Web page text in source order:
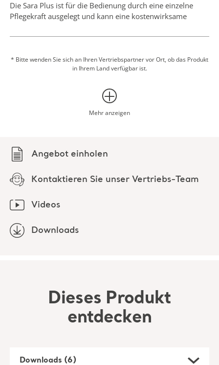
Angebot einholen
Kontaktieren Sie unser Vertriebs-Team
Videos
Downloads
Die Sara Plus ist für die Bedienung durch eine einzelne
Pflegekraft ausgelegt und kann eine kostenwirksame
bieten.
GURTLÖSUNGEN
Der Gurt ist speziell für die Sara Plus konzipiert. Er bietet
Befestigung am Lifter, mit der der Patient oder Bewohner
nahe an der Armauflage gehalten und gestützt wird. Es sind
unterschiedliche Arten von Gurten erhältlich: zur
OPTIONALE WAAGE
Wiegevorgang.
* Bitte wenden Sie sich an Ihren Vertriebspartner vor Ort, ob das Produkt
in Ihrem Land verfügbar ist.
Mehr anzeigen
Dieses Produkt
entdecken
Downloads (6)